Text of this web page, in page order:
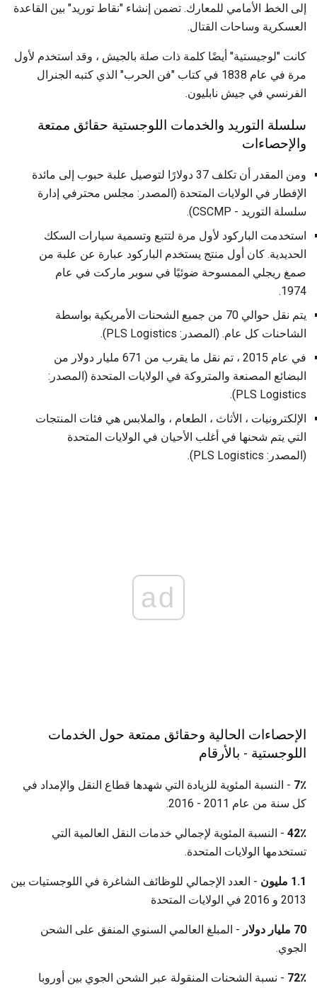
إلى الخط الأمامي للمعارك. تضمن إنشاء "نقاط توريد" بين القاعدة
العسكرية وساحات القتال.
كانت "لوجيستية" أيضًا كلمة ذات صلة بالجيش ، وقد استخدم لأول
مرة في عام 1838 في كتاب "فن الحرب" الذي كتبه الجنرال
الفرنسي في جيش نابليون.
سلسلة التوريد والخدمات اللوجستية حقائق ممتعة
والإحصاءات
ومن المقدر أن تكلف 37 دولارًا لتوصيل علبة حبوب إلى مائدة
الإفطار في الولايات المتحدة (المصدر: مجلس محترفي إدارة
سلسلة التوريد - CSCMP).
استخدمت الباركود لأول مرة لتتبع وتسمية سيارات السكك
الحديدية. كان أول منتج يستخدم الباركود عبارة عن علبة من
صمغ ريجلي الممسوحة ضوئيًا في سوبر ماركت في عام
1974.
يتم نقل حوالي 70 من جميع الشحنات الأمريكية بواسطة
الشاحنات كل عام. (المصدر: PLS Logistics).
في عام 2015 ، تم نقل ما يقرب من 671 مليار دولار من
البضائع المصنعة والمتروكة في الولايات المتحدة (المصدر:
PLS Logistics).
الإلكترونيات ، الأثاث ، الطعام ، والملابس هي فئات المنتجات
التي يتم شحنها في أغلب الأحيان في الولايات المتحدة
(المصدر: PLS Logistics).
ad
الإحصاءات الحالية وحقائق ممتعة حول الخدمات
اللوجستية - بالأرقام
7٪ - النسبة المئوية للزيادة التي شهدها قطاع النقل والإمداد في
كل سنة من عام 2011 - 2016.
42٪ - النسبة المئوية لإجمالي خدمات النقل العالمية التي
تستخدمها الولايات المتحدة.
1.1 مليون
- العدد الإجمالي للوظائف الشاغرة في اللوجستيات بين
2013 و 2016 في الولايات المتحدة
70 مليار دولار
- المبلغ العالمي السنوي المنفق على الشحن
الجوي.
72٪ - نسبة الشحنات المنقولة عبر الشحن الجوي بين أوروبا